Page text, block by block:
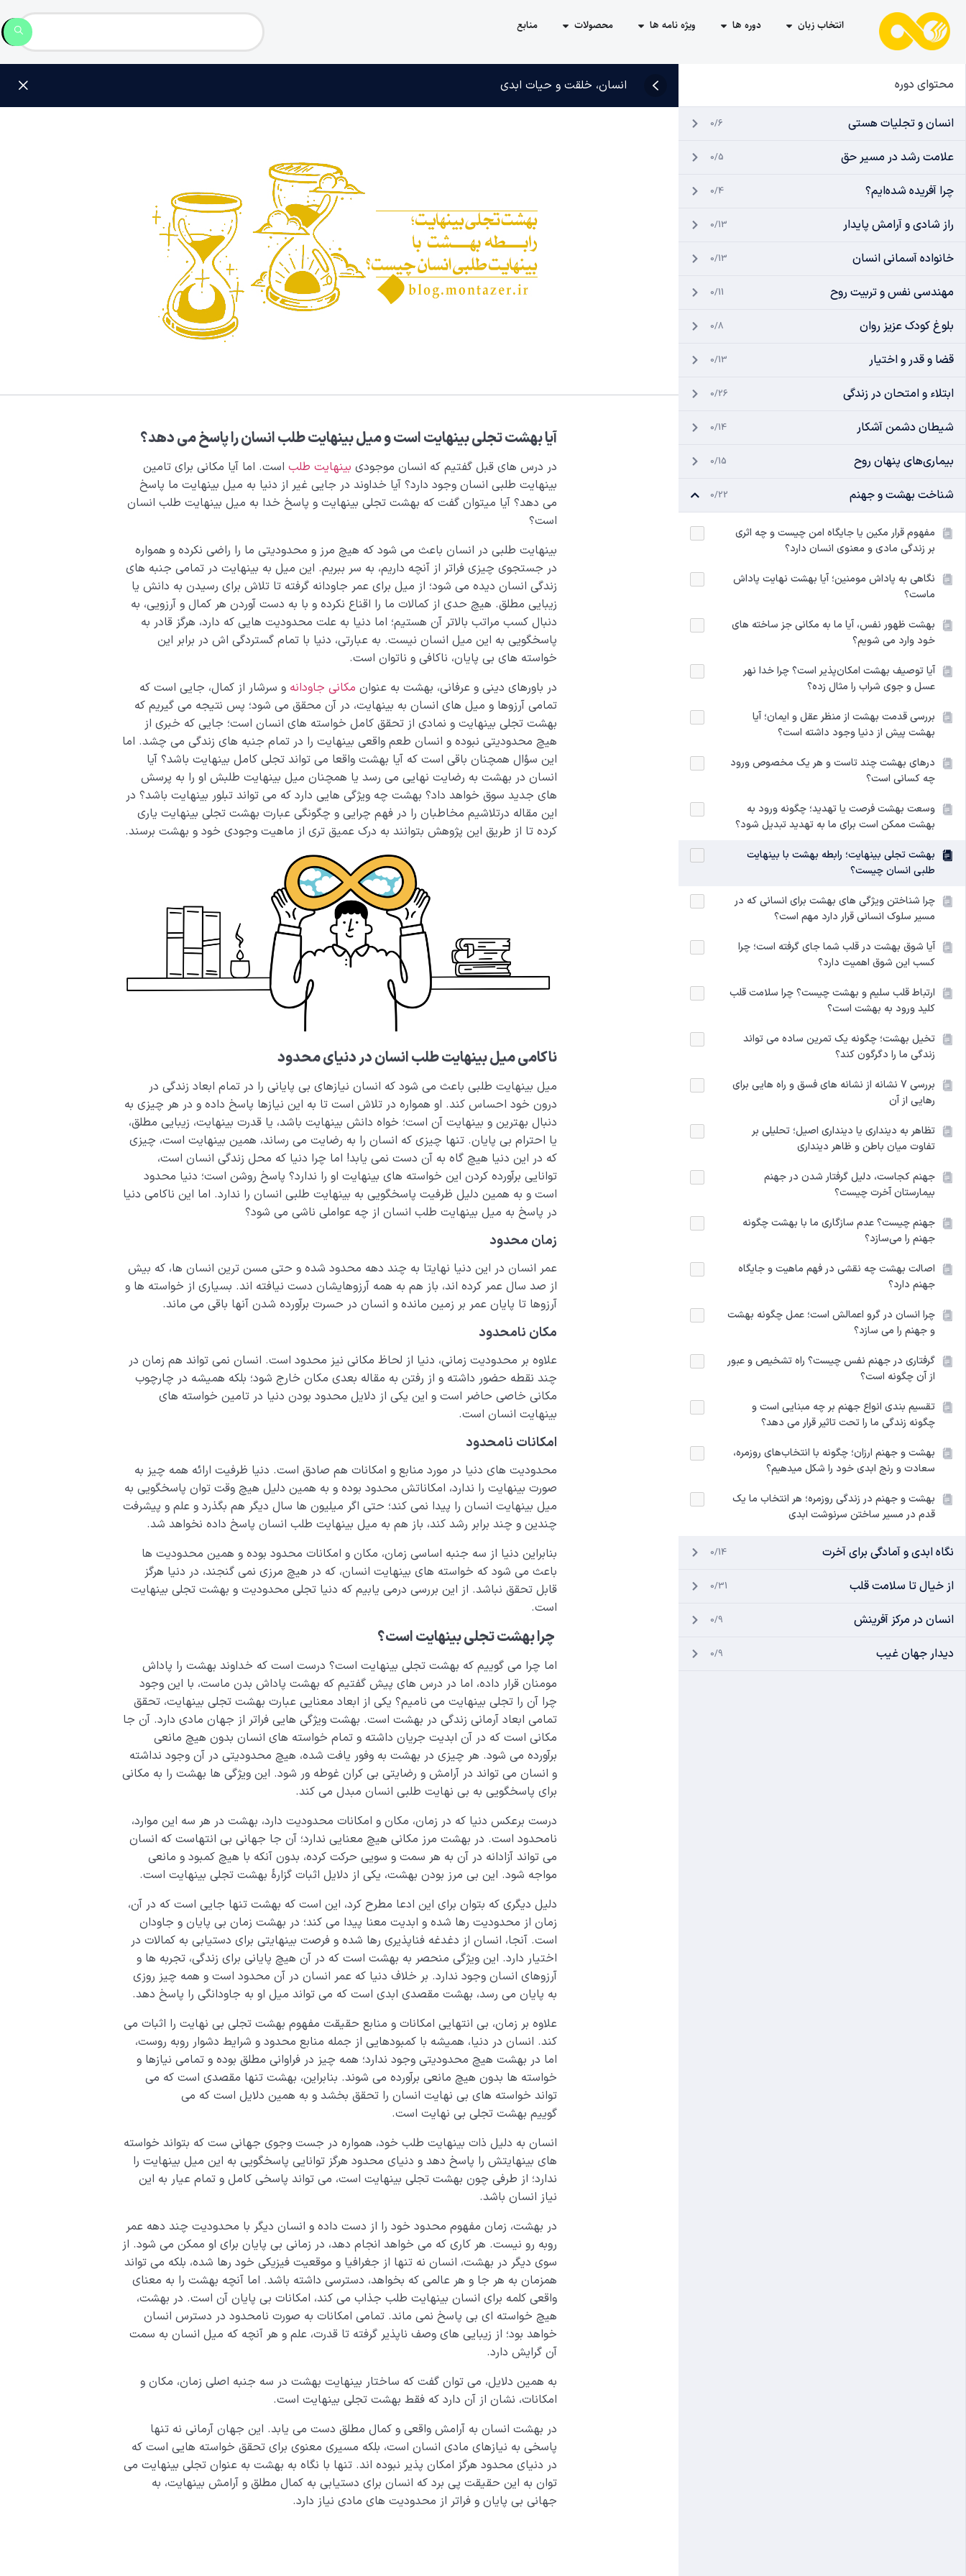
انتخاب زبان دوره ها ویژه نامه ها محصولات منابع
محتوای دوره
انسان و تجلیات هستی 0/6
علامت رشد در مسیر حق 0/5
چرا آفریده شده‌ایم؟ 0/4
راز شادی و آرامش پایدار 0/13
خانواده آسمانی انسان 0/13
مهندسی نفس و تربیت روح 0/11
بلوغ کودک عزیز روان 0/8
قضا و قدر و اختیار 0/13
ابتلاء و امتحان در زندگی 0/26
شیطان دشمن آشکار 0/14
بیماری‌های پنهان روح 0/15
شناخت بهشت و جهنم 0/22
مفهوم قرار مکین یا جایگاه امن چیست و چه اثری
بر زندگی مادی و معنوی انسان دارد؟
نگاهی به پاداش مومنین؛ آیا بهشت نهایت پاداش
ماست؟
بهشت ظهور نفس، آیا ما به مکانی جز ساخته های
خود وارد می شویم؟
آیا توصیف بهشت امکان‌پذیر است؟ چرا خدا نهر
عسل و جوی شراب را مثال زده؟
بررسی قدمت بهشت از منظر عقل و ایمان؛ آیا
بهشت پیش از دنیا وجود داشته است؟
درهای بهشت چند تاست و هر یک مخصوص ورود
چه کسانی است؟
وسعت بهشت فرصت یا تهدید؛ چگونه ورود به
بهشت ممکن است برای ما به تهدید تبدیل شود؟
بهشت تجلی بینهایت؛ رابطه بهشت با بینهایت
طلبی انسان چیست؟
چرا شناختن ویژگی های بهشت برای انسانی که در
مسیر سلوک انسانی قرار دارد مهم است؟
آیا شوق بهشت در قلب شما جای گرفته است؛ چرا
کسب این شوق اهمیت دارد؟
ارتباط قلب سلیم و بهشت چیست؟ چرا سلامت قلب
کلید ورود به بهشت است؟
تخیل بهشت؛ چگونه یک تمرین ساده می تواند
زندگی ما را دگرگون کند؟
بررسی 7 نشانه از نشانه های فسق و راه هایی برای
رهایی از آن
تظاهر به دینداری یا دینداری اصیل؛ تحلیلی بر
تفاوت میان باطن و ظاهر دینداری
جهنم کجاست، دلیل گرفتار شدن در جهنم
بیمارستان آخرت چیست؟
جهنم چیست؟ عدم سازگاری ما با بهشت چگونه
جهنم را می‌سازد؟
اصالت بهشت چه نقشی در فهم ماهیت و جایگاه
جهنم دارد؟
چرا انسان در گرو اعمالش است؛ عمل چگونه بهشت
و جهنم را می سازد؟
گرفتاری در جهنم نفس چیست؟ راه تشخیص و عبور
از آن چگونه است؟
تقسیم بندی انواع جهنم بر چه مبنایی است و
چگونه زندگی ما را تحت تاثیر قرار می دهد؟
بهشت و جهنم ارزان؛ چگونه با انتخاب‌های روزمره،
سعادت و رنج ابدی خود را شکل میدهیم؟
بهشت و جهنم در زندگی روزمره؛ هر انتخاب ما یک
قدم در مسیر ساختن سرنوشت ابدی
نگاه ابدی و آمادگی برای آخرت 0/14
از خیال تا سلامت قلب 0/31
انسان در مرکز آفرینش 0/9
دیدار جهان غیب 0/9
انسان، خلقت و حیات ابدی
آیا بهشت تجلی بینهایت است و میل بینهایت طلب انسان را پاسخ می دهد؟
در درس های قبل گفتیم که انسان موجودی بینهایت طلب است. اما آیا مکانی برای تامین
بینهایت طلبی انسان وجود دارد؟ آیا خداوند در جایی غیر از دنیا به میل بینهایت ما پاسخ
می دهد؟ آیا میتوان گفت که بهشت تجلی بینهایت و پاسخ خدا به میل بینهایت طلب انسان
است؟
بینهایت طلبی در انسان باعث می شود که هیچ مرز و محدودیتی ما را راضی نکرده و همواره
در جستجوی چیزی فراتر از آنچه داریم، به سر ببریم. این میل به بینهایت در تمامی جنبه های
زندگی انسان دیده می شود؛ از میل برای عمر جاودانه گرفته تا تلاش برای رسیدن به دانش یا
زیبایی مطلق. هیچ حدی از کمالات ما را اقناع نکرده و با به دست آوردن هر کمال و آرزویی، به
دنبال کسب مراتب بالاتر آن هستیم؛ اما دنیا به علت محدودیت هایی که دارد، هرگز قادر به
پاسخگویی به این میل انسان نیست. به عبارتی، دنیا با تمام گستردگی اش در برابر این
خواسته های بی پایان، ناکافی و ناتوان است.
در باورهای دینی و عرفانی، بهشت به عنوان مکانی جاودانه و سرشار از کمال، جایی است که
تمامی آرزوها و میل های انسان به بینهایت، در آن محقق می شود؛ پس نتیجه می گیریم که
بهشت تجلی بینهایت و نمادی از تحقق کامل خواسته های انسان است؛ جایی که خبری از
هیچ محدودیتی نبوده و انسان طعم واقعی بینهایت را در تمام جنبه های زندگی می چشد. اما
این سؤال همچنان باقی است که آیا بهشت واقعا می تواند تجلی کامل بینهایت باشد؟ آیا
انسان در بهشت به رضایت نهایی می رسد یا همچنان میل بینهایت طلبش او را به پرسش
های جدید سوق خواهد داد؟ بهشت چه ویژگی هایی دارد که می تواند تبلور بینهایت باشد؟ در
این مقاله درتلاشیم مخاطبان را در فهم چرایی و چگونگی عبارت بهشت تجلی بینهایت یاری
کرده تا از طریق این پژوهش بتوانند به درک عمیق تری از ماهیت وجودی خود و بهشت برسند.
ناکامی میل بینهایت طلب انسان در دنیای محدود
میل بینهایت طلبی باعث می شود که انسان نیازهای بی پایانی را در تمام ابعاد زندگی در
درون خود احساس کند. او همواره در تلاش است تا به این نیازها پاسخ داده و در هر چیزی به
دنبال بهترین و بینهایت آن است؛ خواه دانش بینهایت باشد، یا قدرت بینهایت، زیبایی مطلق،
یا احترام بی پایان. تنها چیزی که انسان را به رضایت می رساند، همین بینهایت است، چیزی
که در این دنیا هیچ گاه به آن دست نمی یابد! اما چرا دنیا که محل زندگی انسان است،
توانایی برآورده کردن این خواسته های بینهایت او را ندارد؟ پاسخ روشن است؛ دنیا محدود
است و به همین دلیل ظرفیت پاسخگویی به بینهایت طلبی انسان را ندارد. اما این ناکامی دنیا
در پاسخ به میل بینهایت طلب انسان از چه عواملی ناشی می شود؟
زمان محدود
عمر انسان در این دنیا نهایتا به چند دهه محدود شده و حتی مسن ترین انسان ها، که بیش
از صد سال عمر کرده اند، باز هم به همه آرزوهایشان دست نیافته اند. بسیاری از خواسته ها و
آرزوها تا پایان عمر بر زمین مانده و انسان در حسرت برآورده شدن آنها باقی می ماند.
مکان نامحدود
علاوه بر محدودیت زمانی، دنیا از لحاظ مکانی نیز محدود است. انسان نمی تواند هم زمان در
چند نقطه حضور داشته و از رفتن به مقاله بعدی مکان خارج شود؛ بلکه همیشه در چارچوب
مکانی خاصی حاضر است و این یکی از دلایل محدود بودن دنیا در تامین خواسته های
بینهایت انسان است.
امکانات نامحدود
محدودیت های دنیا در مورد منابع و امکانات هم صادق است. دنیا ظرفیت ارائه همه چیز به
صورت بینهایت را ندارد، امکاناتش محدود بوده و به همین دلیل هیچ وقت توان پاسخگویی به
میل بینهایت انسان را پیدا نمی کند؛ حتی اگر میلیون ها سال دیگر هم بگذرد و علم و پیشرفت
چندین و چند برابر رشد کند، باز هم به میل بینهایت طلب انسان پاسخ داده نخواهد شد.
بنابراین دنیا از سه جنبه اساسی زمان، مکان و امکانات محدود بوده و همین محدودیت ها
باعث می شود که خواسته های بینهایت انسان، که در هیچ مرزی نمی گنجند، در دنیا هرگز
قابل تحقق نباشد. از این بررسی درمی یابیم که دنیا تجلی محدودیت و بهشت تجلی بینهایت
است.
چرا بهشت تجلی بینهایت است؟
اما چرا می گوییم که بهشت تجلی بینهایت است؟ درست است که خداوند بهشت را پاداش
مومنان قرار داده، اما در درس های پیش گفتیم که بهشت پاداش بدن ماست، با این وجود
چرا آن را تجلی بینهایت می نامیم؟ یکی از ابعاد معنایی عبارت بهشت تجلی بینهایت، تحقق
تمامی ابعاد آرمانی زندگی در بهشت است. بهشت ویژگی هایی فراتر از جهان مادی دارد. آن جا
مکانی است که در آن ابدیت جریان داشته و تمام خواسته های انسان بدون هیچ مانعی
برآورده می شود. هر چیزی در بهشت به وفور یافت شده، هیچ محدودیتی در آن وجود نداشته
و انسان می تواند در آرامش و رضایتی بی کران غوطه ور شود. این ویژگی ها بهشت را به مکانی
برای پاسخگویی به بی نهایت طلبی انسان مبدل می کند.
درست برعکس دنیا که در زمان، مکان و امکانات محدودیت دارد، بهشت در هر سه این موارد،
نامحدود است. در بهشت مرز مکانی هیچ معنایی ندارد؛ آن جا جهانی بی انتهاست که انسان
می تواند آزادانه در آن به هر سمت و سویی حرکت کرده، بدون آنکه با هیچ کمبود و مانعی
مواجه شود. این بی مرز بودن بهشت، یکی از دلایل اثبات گزارۀ بهشت تجلی بینهایت است.
دلیل دیگری که بتوان برای این ادعا مطرح کرد، این است که بهشت تنها جایی است که در آن،
زمان از محدودیت رها شده و ابدیت معنا پیدا می کند؛ در بهشت زمان بی پایان و جاودان
است. آنجا، انسان از دغدغه فناپذیری رها شده و فرصت بینهایتی برای دستیابی به کمالات در
اختیار دارد. این ویژگی منحصر به بهشت است که در آن هیچ پایانی برای زندگی، تجربه ها و
آرزوهای انسان وجود ندارد. بر خلاف دنیا که عمر انسان در آن محدود است و همه چیز روزی
به پایان می رسد، بهشت مقصدی ابدی است که می تواند میل او به جاودانگی را پاسخ دهد.
علاوه بر زمان، بی انتهایی امکانات و منابع حقیقت مفهوم بهشت تجلی بی نهایت را اثبات می
کند. انسان در دنیا، همیشه با کمبودهایی از جمله منابع محدود و شرایط دشوار روبه روست،
اما در بهشت هیچ محدودیتی وجود ندارد؛ همه چیز در فراوانی مطلق بوده و تمامی نیازها و
خواسته ها بدون هیچ مانعی برآورده می شوند. بنابراین، بهشت تنها مقصدی است که می
تواند خواسته های بی نهایت انسان را تحقق بخشد و به همین دلایل است که می
گوییم بهشت تجلی بی نهایت است.
انسان به دلیل ذات بینهایت طلب خود، همواره در جست وجوی جهانی ست که بتواند خواسته
های بینهایتش را پاسخ دهد و دنیای محدود هرگز توانایی پاسخگویی به این میل بینهایت را
ندارد؛ از طرفی چون بهشت تجلی بینهایت است، می تواند پاسخی کامل و تمام عیار به این
نیاز انسان باشد.
در بهشت، زمان مفهوم محدود خود را از دست داده و انسان دیگر با محدودیت چند دهه عمر
روبه رو نیست. هر کاری که می خواهد انجام دهد، در زمانی بی پایان برای او ممکن می شود. از
سوی دیگر در بهشت، انسان نه تنها از جغرافیا و موقعیت فیزیکی خود رها شده، بلکه می تواند
همزمان به هر جا و هر عالمی که بخواهد، دسترسی داشته باشد. اما آنچه بهشت را به معنای
واقعی کلمه برای انسان بینهایت طلب جذاب می کند، امکانات بی پایان آن است. در بهشت،
هیچ خواسته ای بی پاسخ نمی ماند. تمامی امکانات به صورت نامحدود در دسترس انسان
خواهد بود؛ از زیبایی های وصف ناپذیر گرفته تا قدرت، علم و هر آنچه که میل انسان به سمت
آن گرایش دارد.
به همین دلایل، می توان گفت که ساختار بینهایت بهشت در سه جنبه اصلی زمان، مکان و
امکانات، نشان از آن دارد که فقط بهشت تجلی بینهایت است.
در بهشت انسان به آرامش واقعی و کمال مطلق دست می یابد. این جهان آرمانی نه تنها
پاسخی به نیازهای مادی انسان است، بلکه مسیری معنوی برای تحقق خواسته هایی است که
در دنیای محدود هرگز امکان پذیر نبوده اند. تنها با نگاه به بهشت به عنوان تجلی بینهایت می
توان به این حقیقت پی برد که انسان برای دستیابی به کمال مطلق و آرامش بینهایت، به
جهانی بی پایان و فراتر از محدودیت های مادی نیاز دارد.